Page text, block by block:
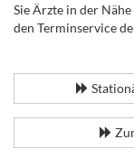
Sie Ärzte in der
den Terminservice